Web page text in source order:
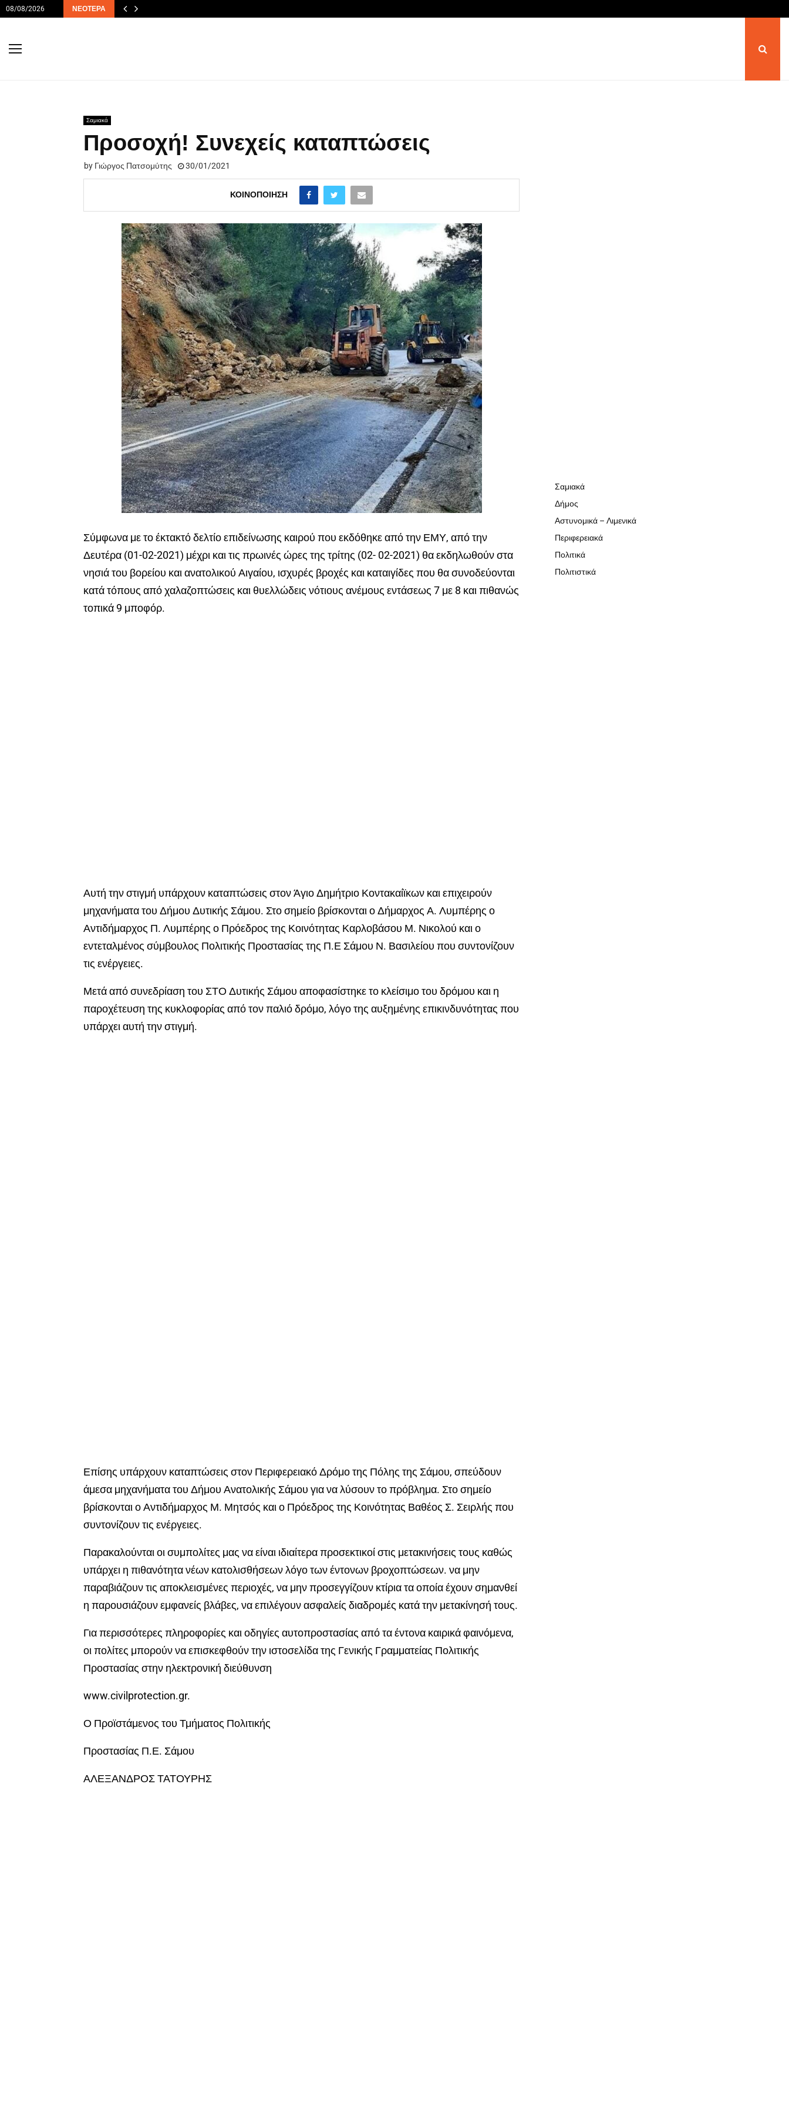
08/08/2026 ΝΕΌΤΕΡΑ
Σαμιακά
Προσοχή! Συνεχείς καταπτώσεις
by Γιώργος Πατσομύτης 30/01/2021
ΚΟΙΝΟΠΟΊΗΣΗ
Σύμφωνα με το έκτακτό δελτίο επιδείνωσης καιρού που εκδόθηκε από την ΕΜΥ, από την
Δευτέρα (01-02-2021) μέχρι και τις πρωινές ώρες της τρίτης (02- 02-2021) θα εκδηλωθούν στα
νησιά του βορείου και ανατολικού Αιγαίου, ισχυρές βροχές και καταιγίδες που θα συνοδεύονται
κατά τόπους από χαλαζοπτώσεις και θυελλώδεις νότιους ανέμους εντάσεως 7 με 8 και πιθανώς
τοπικά 9 μποφόρ.
Αυτή την στιγμή υπάρχουν καταπτώσεις στον Άγιο Δημήτριο Κοντακαίϊκων και επιχειρούν
μηχανήματα του Δήμου Δυτικής Σάμου. Στο σημείο βρίσκονται ο Δήμαρχος Α. Λυμπέρης ο
Αντιδήμαρχος Π. Λυμπέρης ο Πρόεδρος της Κοινότητας Καρλοβάσου Μ. Νικολού και ο
εντεταλμένος σύμβουλος Πολιτικής Προστασίας της Π.Ε Σάμου Ν. Βασιλείου που συντονίζουν
τις ενέργειες.
Μετά από συνεδρίαση του ΣΤΟ Δυτικής Σάμου αποφασίστηκε το κλείσιμο του δρόμου και η
παροχέτευση της κυκλοφορίας από τον παλιό δρόμο, λόγο της αυξημένης επικινδυνότητας που
υπάρχει αυτή την στιγμή.
Επίσης υπάρχουν καταπτώσεις στον Περιφερειακό Δρόμο της Πόλης της Σάμου, σπεύδουν
άμεσα μηχανήματα του Δήμου Ανατολικής Σάμου για να λύσουν το πρόβλημα. Στο σημείο
βρίσκονται ο Αντιδήμαρχος Μ. Μητσός και ο Πρόεδρος της Κοινότητας Βαθέος Σ. Σειρλής που
συντονίζουν τις ενέργειες.
Παρακαλούνται οι συμπολίτες μας να είναι ιδιαίτερα προσεκτικοί στις μετακινήσεις τους καθώς
υπάρχει η πιθανότητα νέων κατολισθήσεων λόγο των έντονων βροχοπτώσεων. να μην
παραβιάζουν τις αποκλεισμένες περιοχές, να μην προσεγγίζουν κτίρια τα οποία έχουν σημανθεί
η παρουσιάζουν εμφανείς βλάβες, να επιλέγουν ασφαλείς διαδρομές κατά την μετακίνησή τους.
Για περισσότερες πληροφορίες και οδηγίες αυτοπροστασίας από τα έντονα καιρικά φαινόμενα,
οι πολίτες μπορούν να επισκεφθούν την ιστοσελίδα της Γενικής Γραμματείας Πολιτικής
Προστασίας στην ηλεκτρονική διεύθυνση
www.civilprotection.gr.
Ο Προϊστάμενος του Τμήματος Πολιτικής
Προστασίας Π.Ε. Σάμου
ΑΛΕΞΑΝΔΡΟΣ ΤΑΤΟΥΡΗΣ
Σαμιακά
Δήμος
Αστυνομικά – Λιμενικά
Περιφερειακά
Πολιτικά
Πολιτιστικά